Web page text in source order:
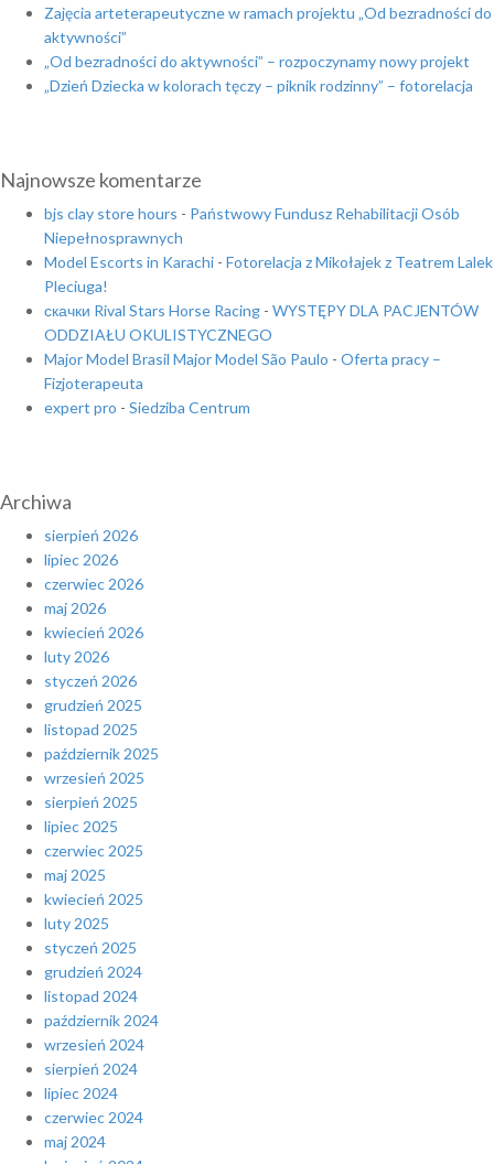
Zajęcia arteterapeutyczne w ramach projektu „Od bezradności do
aktywności”
„Od bezradności do aktywności” – rozpoczynamy nowy projekt
„Dzień Dziecka w kolorach tęczy – piknik rodzinny” – fotorelacja
Najnowsze komentarze
bjs clay store hours - Państwowy Fundusz Rehabilitacji Osób
Niepełnosprawnych
Model Escorts in Karachi - Fotorelacja z Mikołajek z Teatrem Lalek
Pleciuga!
скачки Rival Stars Horse Racing - WYSTĘPY DLA PACJENTÓW
ODDZIAŁU OKULISTYCZNEGO
Major Model Brasil Major Model São Paulo - Oferta pracy –
Fizjoterapeuta
expert pro - Siedziba Centrum
Archiwa
sierpień 2026
lipiec 2026
czerwiec 2026
maj 2026
kwiecień 2026
luty 2026
styczeń 2026
grudzień 2025
listopad 2025
październik 2025
wrzesień 2025
sierpień 2025
lipiec 2025
czerwiec 2025
maj 2025
kwiecień 2025
luty 2025
styczeń 2025
grudzień 2024
listopad 2024
październik 2024
wrzesień 2024
sierpień 2024
lipiec 2024
czerwiec 2024
maj 2024